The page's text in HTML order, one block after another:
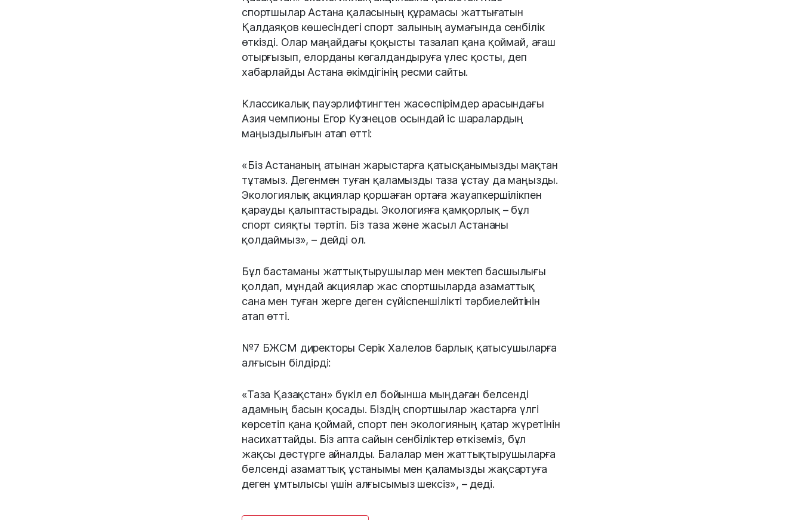
спортшылар Астана қаласының құрамасы жаттығатын
Қалдаяқов көшесіндегі спорт залының аумағында сенбілік
өткізді. Олар маңайдағы қоқысты тазалап қана қоймай, ағаш
отырғызып, елорданы көгалдандыруға үлес қосты, деп
хабарлайды Астана әкімдігінің ресми сайты.
Классикалық пауэрлифтингтен жасөспірімдер арасындағы
Азия чемпионы Егор Кузнецов осындай іс шаралардың
маңыздылығын атап өтті:
«Біз Астананың атынан жарыстарға қатысқанымызды мақтан
тұтамыз. Дегенмен туған қаламызды таза ұстау да маңызды.
Экологиялық акциялар қоршаған ортаға жауапкершілікпен
қарауды қалыптастырады. Экологияға қамқорлық – бұл
спорт сияқты тәртіп. Біз таза және жасыл Астананы
қолдаймыз», – дейді ол.
Бұл бастаманы жаттықтырушылар мен мектеп басшылығы
қолдап, мұндай акциялар жас спортшыларда азаматтық
сана мен туған жерге деген сүйіспеншілікті тәрбиелейтінін
атап өтті.
№7 БЖСМ директоры Серік Халелов барлық қатысушыларға
алғысын білдірді:
«Таза Қазақстан» бүкіл ел бойынша мыңдаған белсенді
адамның басын қосады. Біздің спортшылар жастарға үлгі
көрсетіп қана қоймай, спорт пен экологияның қатар жүретінін
насихаттайды. Біз апта сайын сенбіліктер өткіземіз, бұл
жақсы дәстүрге айналды. Балалар мен жаттықтырушыларға
белсенді азаматтық ұстанымы мен қаламызды жақсартуға
деген ұмтылысы үшін алғысымыз шексіз», – деді.